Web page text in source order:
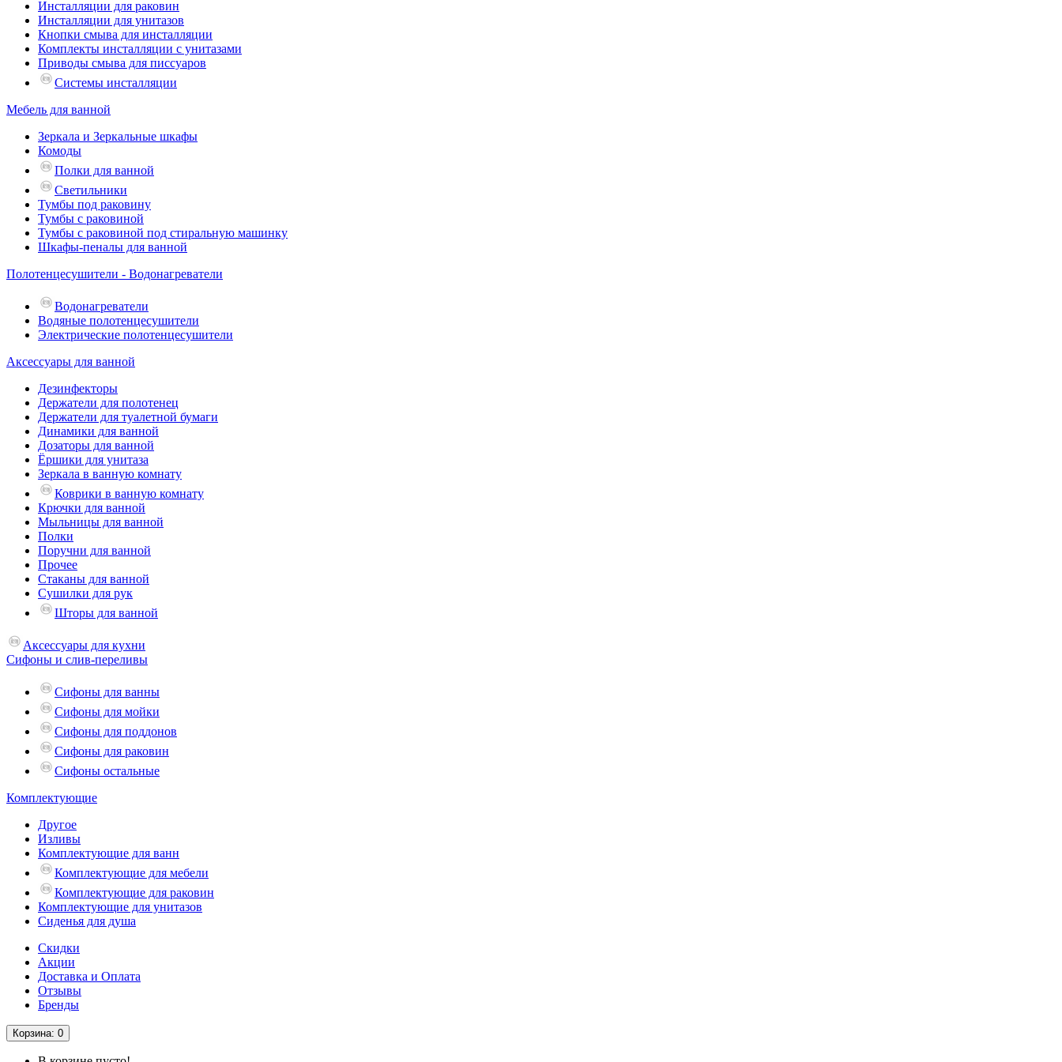
Инсталляции для раковин
Инсталляции для унитазов
Кнопки смыва для инсталляции
Комплекты инсталляции с унитазами
Приводы смыва для писсуаров
Системы инсталляции
Мебель для ванной
Зеркала и Зеркальные шкафы
Комоды
Полки для ванной
Светильники
Тумбы под раковину
Тумбы с раковиной
Тумбы с раковиной под стиральную машинку
Шкафы-пеналы для ванной
Полотенцесушители - Водонагреватели
Водонагреватели
Водяные полотенцесушители
Электрические полотенцесушители
Аксессуары для ванной
Дезинфекторы
Держатели для полотенец
Держатели для туалетной бумаги
Динамики для ванной
Дозаторы для ванной
Ёршики для унитаза
Зеркала в ванную комнату
Коврики в ванную комнату
Крючки для ванной
Мыльницы для ванной
Полки
Поручни для ванной
Прочее
Стаканы для ванной
Сушилки для рук
Шторы для ванной
Аксессуары для кухни
Сифоны и слив-переливы
Сифоны для ванны
Сифоны для мойки
Сифоны для поддонов
Сифоны для раковин
Сифоны остальные
Комплектующие
Другое
Изливы
Комплектующие для ванн
Комплектующие для мебели
Комплектующие для раковин
Комплектующие для унитазов
Сиденья для душа
Скидки
Акции
Доставка и Оплата
Отзывы
Бренды
Корзина: 0